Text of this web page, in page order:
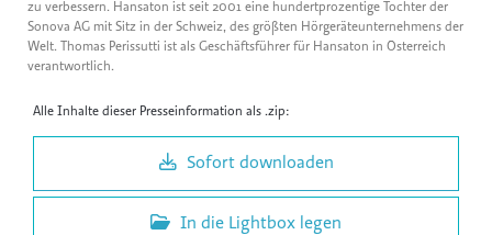
zu verbessern. Hansaton ist seit 2001 eine hundertprozentige Tochter der
Sonova AG mit Sitz in der Schweiz, des größten Hörgeräteunternehmens der
Welt. Thomas Perissutti ist als Geschäftsführer für Hansaton in Österreich
verantwortlich.
Alle Inhalte dieser Presseinformation als .zip:
Sofort downloaden
In die Lightbox legen